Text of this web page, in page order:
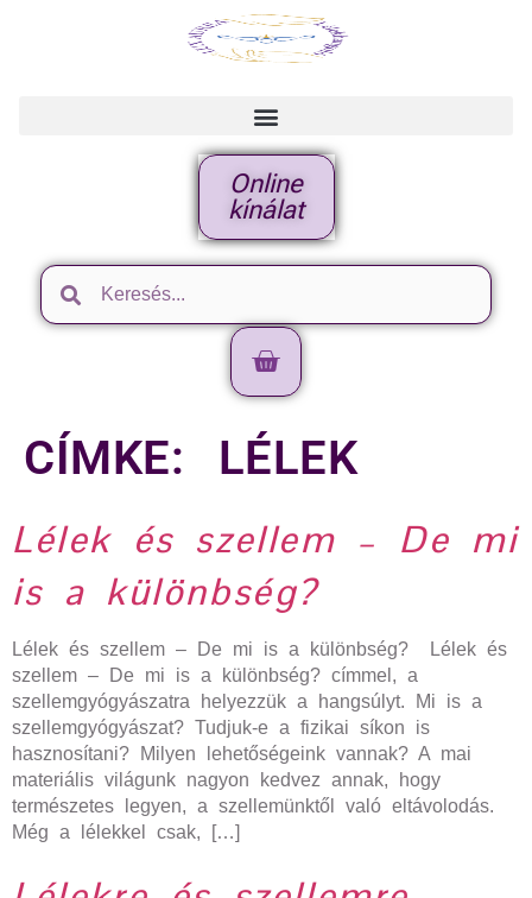
Online
kínálat
CÍMKE: LÉLEK
Lélek és szellem – De mi
is a különbség?
Lélek és szellem – De mi is a különbség? Lélek és
szellem – De mi is a különbség? címmel, a
szellemgyógyászatra helyezzük a hangsúlyt. Mi is a
szellemgyógyászat? Tudjuk-e a fizikai síkon is
hasznosítani? Milyen lehetőségeink vannak? A mai
materiális világunk nagyon kedvez annak, hogy
természetes legyen, a szellemünktől való eltávolodás.
Még a lélekkel csak, […]